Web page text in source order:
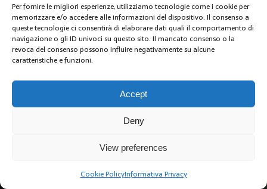
Per fornire le migliori esperienze, utilizziamo tecnologie come i cookie per
memorizzare e/o accedere alle informazioni del dispositivo. Il consenso a
queste tecnologie ci consentirà di elaborare dati quali il comportamento di
navigazione o gli ID univoci su questo sito. Il mancato consenso o la
revoca del consenso possono influire negativamente su alcune
caratteristiche e funzioni.
Accept
Deny
View preferences
Cookie PolicyInformativa Privacy
SUIVANT